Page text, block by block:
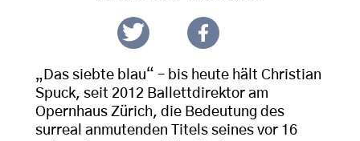
„Das siebte blau“ – bis heute hält Christian
Spuck, seit 2012 Ballettdirektor am
Opernhaus Zürich, die Bedeutung des
surreal anmutenden Titels seines vor 16